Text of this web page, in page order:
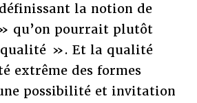
la notion de
qu’on pourrait plutôt
». Et la qualité
extrême des formes
possibilité et invitation